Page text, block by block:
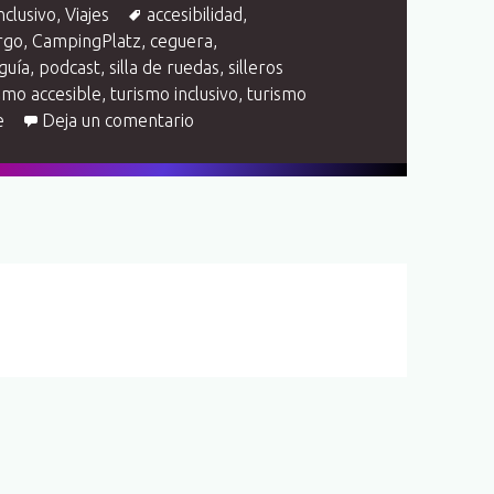
,Viajes Etiquetas
accesibilidad,
, CampingPlatz,ceguera,
, podcast, silla de ruedas, silleros
accesible,turismo inclusivo,turismo
Deja un comentario